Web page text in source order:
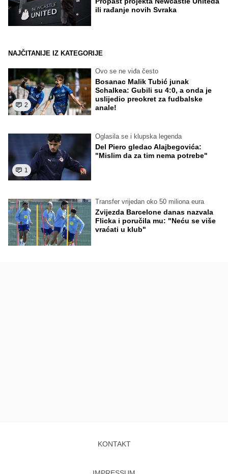
ili rađanje novih Svraka
NAJČITANIJE IZ KATEGORIJE
2
Ovo se ne viđa često
Bosanac Malik Tubić junak
Schalkea: Gubili su 4:0, a onda je
uslijedio preokret za fudbalske
anale!
1
Oglasila se i klupska legenda
Del Piero gledao Alajbegovića:
"Mislim da za tim nema potrebe"
Transfer vrijedan oko 50 miliona eura
Zvijezda Barcelone danas nazvala
Flicka i poručila mu: "Neću se više
vraćati u klub"
KONTAKT